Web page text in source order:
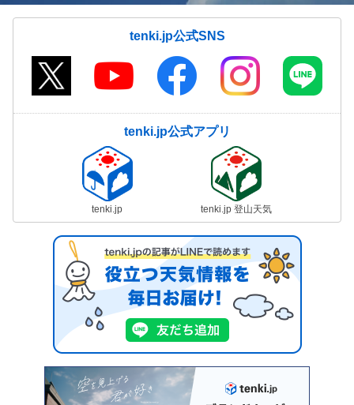
tenki.jp公式SNS
tenki.jp公式アプリ
tenki.jp tenki.jp 登山天気